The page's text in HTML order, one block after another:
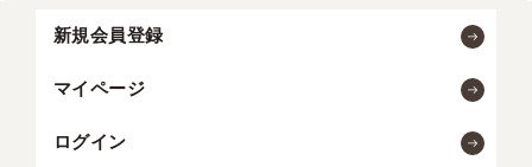
新規会員登録
マイページ
ログイン